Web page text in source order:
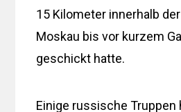
15 Kilometer innerhalb
Moskau bis vor kurzem
geschickt hatte.
Einige russische Truppen